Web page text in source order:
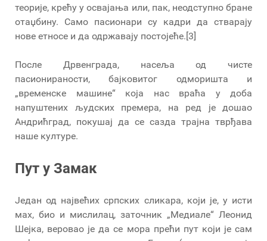
теорије, крећу у освајања или, пак, неодступно бране
отаџбину. Само пасионари су кадри да стварају
нове етносе и да одржавају постојеће.[3]
После Дрвенграда, насеља од чисте
пасионираности, бајковитог одморишта и
„временске машине“ која нас враћа у доба
напуштених људских премера, на ред је дошао
Андрићград, покушај да се сазда трајна тврђава
наше културе.
Пут у Замак
Један од највећих српских сликара, који је, у исти
мах, био и мислилац, заточник „Медиале“ Леонид
Шејка, веровао је да се мора прећи пут који је сам